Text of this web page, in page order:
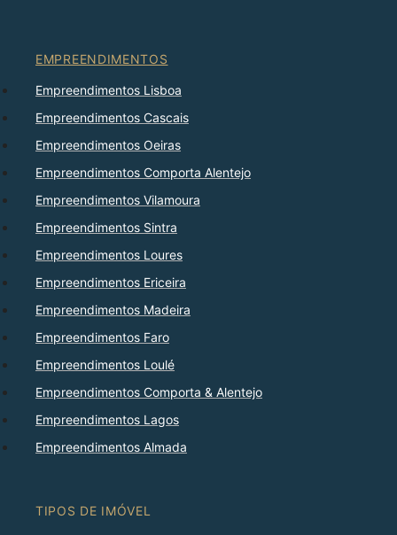
EMPREENDIMENTOS
Empreendimentos Lisboa
Empreendimentos Cascais
Empreendimentos Oeiras
Empreendimentos Comporta Alentejo
Empreendimentos Vilamoura
Empreendimentos Sintra
Empreendimentos Loures
Empreendimentos Ericeira
Empreendimentos Madeira
Empreendimentos Faro
Empreendimentos Loulé
Empreendimentos Comporta & Alentejo
Empreendimentos Lagos
Empreendimentos Almada
TIPOS DE IMÓVEL